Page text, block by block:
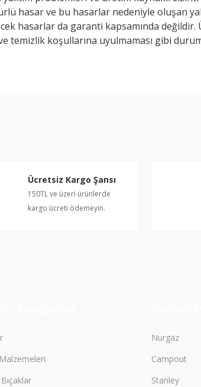
hasar ve bu hasarlar nedeniyle oluşan
hasarlar da garanti kapsamında
temizlik koşullarına uyulmaması gibi
Ücretsiz Kargo Şansı
150TL ve üzeri ürünlerde
kargo ücreti ödemeyin.
Nurgaz
Campout
Stanley